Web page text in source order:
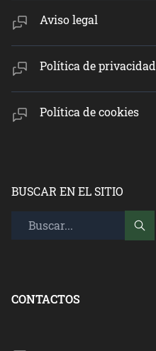
Aviso legal
Política de privacidad
Política de cookies
BUSCAR EN EL SITIO
CONTACTOS